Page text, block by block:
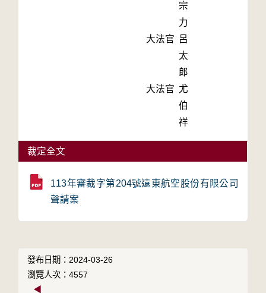
宗
力
大法官 呂
太
郎
大法官 尤
伯
祥
裁定全文
113年審裁字第204號遠東航空股份有限公司
聲請案
發布日期：2024-03-26
瀏覽人次：4557
◀